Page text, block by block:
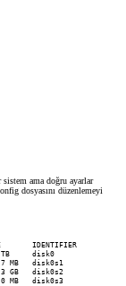
sistem ama doğru ayarlar
dosyasını düzenlemeyi
IDENTIFIER
disk0
MB   disk0s1
GB   disk0s2
MB   disk0s3